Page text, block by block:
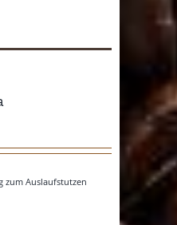
zum Auslaufstutzen